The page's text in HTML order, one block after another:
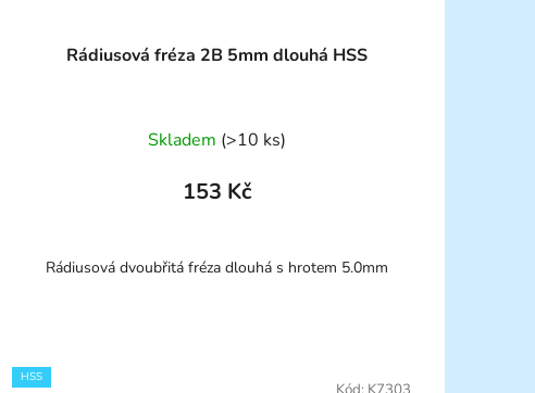
Rádiusová fréza 2B 5mm dlouhá HSS
Skladem (>10 ks)
153 Kč
Rádiusová dvoubřitá fréza dlouhá s hrotem 5.0mm
HSS